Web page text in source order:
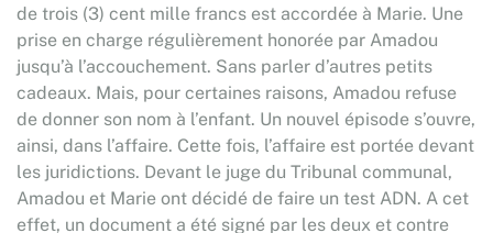
de trois (3) cent mille francs est accordée à Marie. Une
prise en charge régulièrement honorée par Amadou
jusqu’à l’accouchement. Sans parler d’autres petits
cadeaux. Mais, pour certaines raisons, Amadou refuse
de donner son nom à l’enfant. Un nouvel épisode s’ouvre,
ainsi, dans l’affaire. Cette fois, l’affaire est portée devant
les juridictions. Devant le juge du Tribunal communal,
Amadou et Marie ont décidé de faire un test ADN. A cet
effet, un document a été signé par les deux et contre